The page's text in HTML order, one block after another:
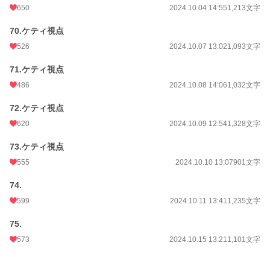
650 2024.10.04 14:551,213文字
70.ケティ視点
526 2024.10.07 13:021,093文字
71.ケティ視点
486 2024.10.08 14:061,032文字
72.ケティ視点
620 2024.10.09 12:541,328文字
73.ケティ視点
555 2024.10.10 13:07901文字
74.
599 2024.10.11 13:411,235文字
75.
573 2024.10.15 13:211,101文字